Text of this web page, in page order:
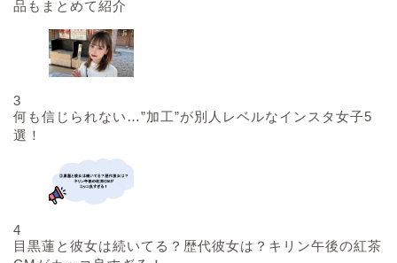
品もまとめて紹介
3
何も信じられない…”加工”が別人レベルなインスタ女子5
選！
4
目黒蓮と彼女は続いてる？歴代彼女は？キリン午後の紅茶